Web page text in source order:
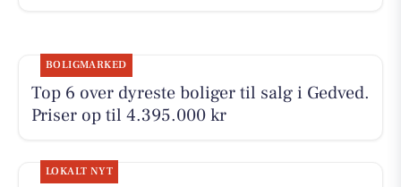
BOLIGMARKED
Top 6 over dyreste boliger til salg i Gedved.
Priser op til 4.395.000 kr
LOKALT NYT